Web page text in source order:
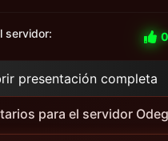
servidor: 0
presentación completa
para el servidor